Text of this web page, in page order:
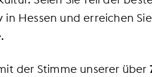
Hessen und erreichen
der Stimme unserer über